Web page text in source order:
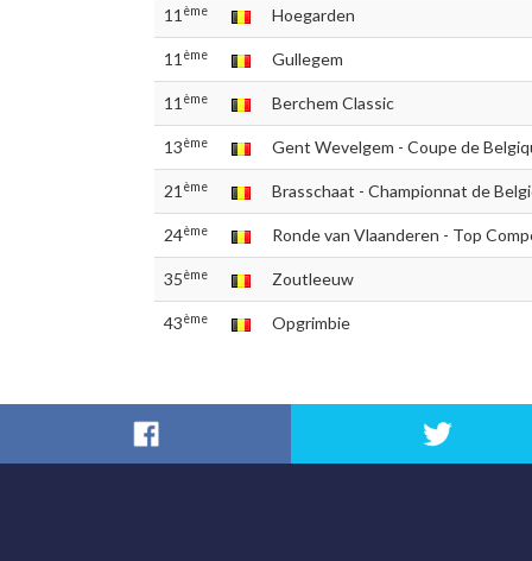
11 ème Hoegarden
11 ème Gullegem
11 ème Berchem Classic
13ème Gent Wevelgem - Coupe de
21 ème Brasschaat - Championnat de
24ème Ronde van Vlaanderen - Top
35ème Zoutleeuw
43ème Opgrimbie